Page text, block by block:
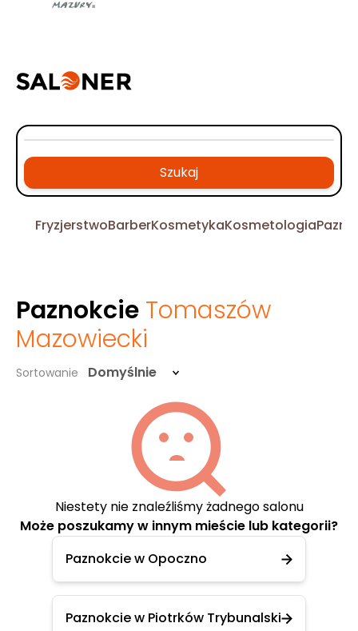
Szukaj
FryzjerstwoBarberKosmetykaKosmetologia
Paznokcie Tomaszów
Mazowiecki
Sortowanie Domyślnie
Niestety nie znaleźliśmy żadnego salonu
Może poszukamy w innym mieście lub kategorii?
Paznokcie w Opoczno
Paznokcie w Piotrków Trybunalski